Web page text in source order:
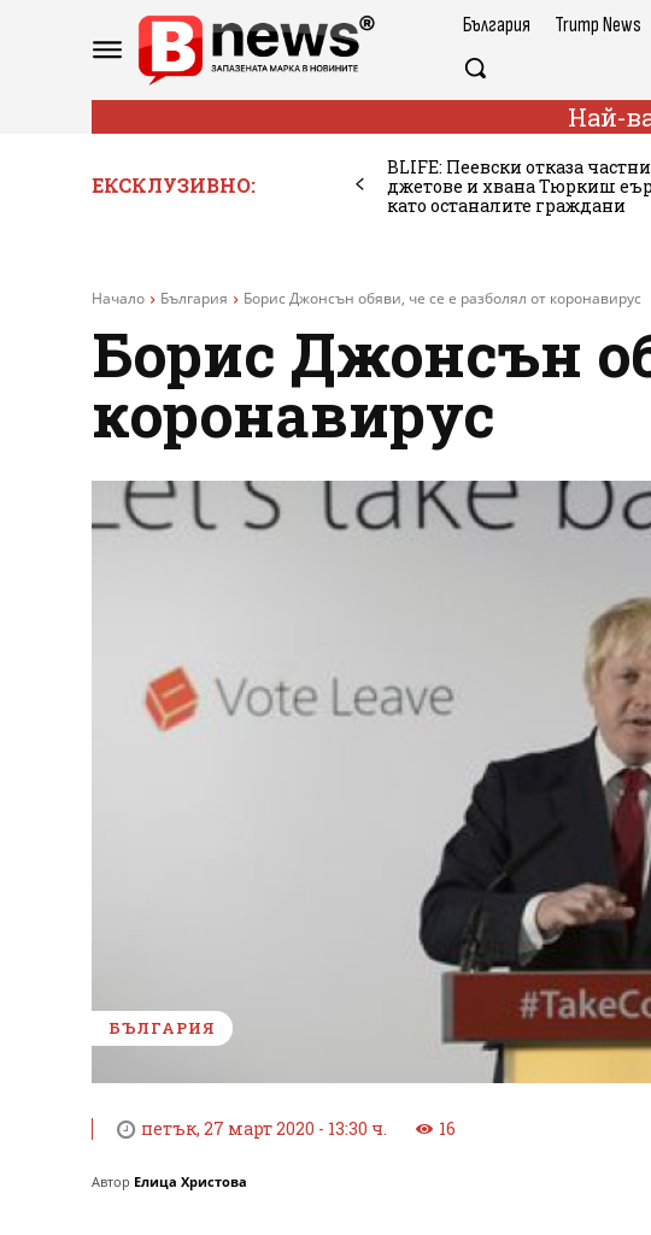
България Trump News
Най-
ЕКСКЛУЗИВНО:
BLIFE: Пеевски отказа
джетове и хвана Тюркиш
като останалите граждани
Начало България Борис Джонсън обяви, че се е разболял от коронавирус
Борис Джонсън
коронавирус
БЪЛГАРИЯ
петък, 27 март 2020 - 13:30 ч. 16
Автор Елица Христова